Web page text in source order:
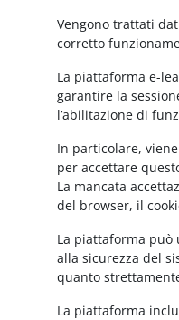
Vengono trattati
corretto
La piattaforma e-
garantire la
l’abilitazione di
In particolare,
per accettare
La mancata
del browser, il
La piattaforma
alla sicurezza del
quanto
La piattaforma